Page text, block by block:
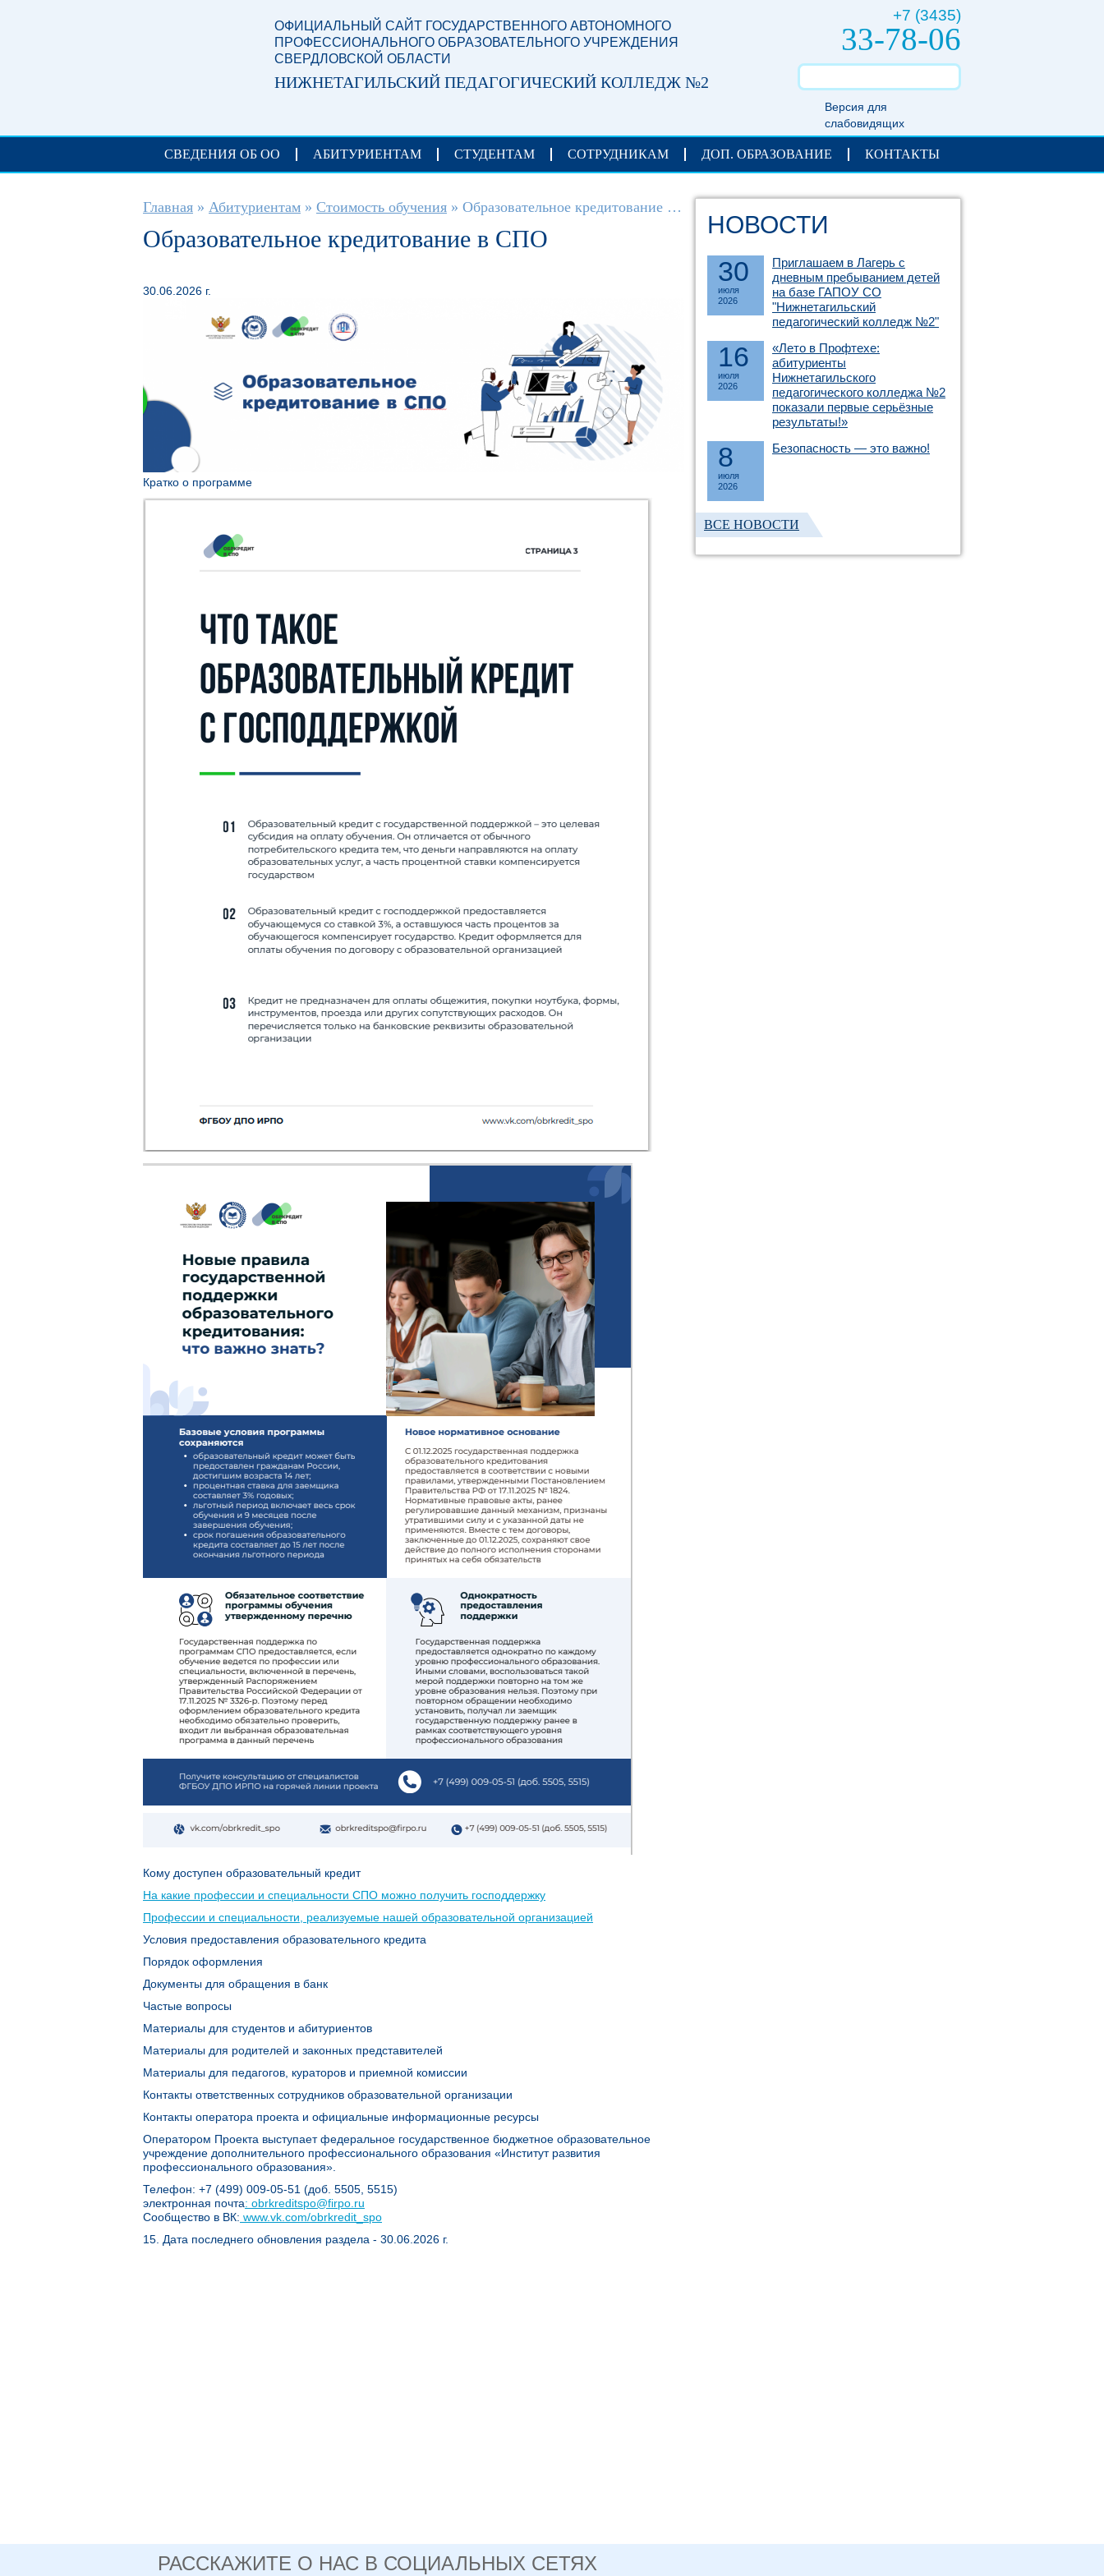
+7 (3435)
33-78-06
Версия для
слабовидящих
ОФИЦИАЛЬНЫЙ САЙТ ГОСУДАРСТВЕННОГО АВТОНОМНОГО
ПРОФЕССИОНАЛЬНОГО ОБРАЗОВАТЕЛЬНОГО УЧРЕЖДЕНИЯ
СВЕРДЛОВСКОЙ ОБЛАСТИ
НИЖНЕТАГИЛЬСКИЙ ПЕДАГОГИЧЕСКИЙ КОЛЛЕДЖ №2
СВЕДЕНИЯ ОБ ОО АБИТУРИЕНТАМ СТУДЕНТАМ СОТРУДНИКАМ ДОП. ОБРАЗОВАНИЕ КОНТАКТЫ
Вы здесь
Главная » Абитуриентам » Стоимость обучения » Образовательное кредитование в СПО
Образовательное кредитование в СПО
30.06.2026 г.
Кратко о программе
Кому доступен образовательный кредит
На какие профессии и специальности СПО можно получить господдержку
Профессии и специальности, реализуемые нашей образовательной организацией
Условия предоставления образовательного кредита
Порядок оформления
Документы для обращения в банк
Частые вопросы
Материалы для студентов и абитуриентов
Материалы для родителей и законных представителей
Материалы для педагогов, кураторов и приемной комиссии
Контакты ответственных сотрудников образовательной организации
Контакты оператора проекта и официальные информационные ресурсы
Оператором Проекта выступает федеральное государственное бюджетное образовательное
учреждение дополнительного профессионального образования «Институт развития
профессионального образования».
Телефон: +7 (499) 009-05-51 (доб. 5505, 5515)
электронная почта: obrkreditspo@firpo.ru
Сообщество в ВК: www.vk.com/obrkredit_spo
15. Дата последнего обновления раздела - 30.06.2026 г.
НОВОСТИ
30
июля
2026
Приглашаем в Лагерь с
дневным пребыванием детей
на базе ГАПОУ СО
"Нижнетагильский
педагогический колледж №2"
16
июля
2026
«Лето в Профтехе:
абитуриенты
Нижнетагильского
педагогического колледжа №2
показали первые серьёзные
результаты!»
8
июля
2026
Безопасность — это важно!
ВСЕ НОВОСТИ
РАССКАЖИТЕ О НАС В СОЦИАЛЬНЫХ СЕТЯХ